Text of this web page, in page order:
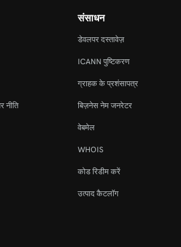
नीति
संसाधन
डेवलपर दस्तावेज़
ICANN पुष्टिकरण
ग्राहक के प्रशंसापत्र
बिज़नेस नेम जनरेटर
वेबमेल
WHOIS
कोड रिडीम करें
उत्पाद कैटलॉग